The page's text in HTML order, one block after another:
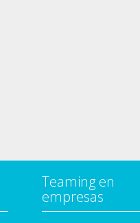
Teaming en
empresas